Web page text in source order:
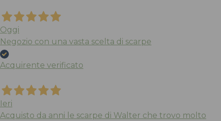
Oggi
Negozio con una vasta scelta di scarpe
Acquirente verificato
Ieri
Acquisto da anni le scarpe di Walter che trovo molto